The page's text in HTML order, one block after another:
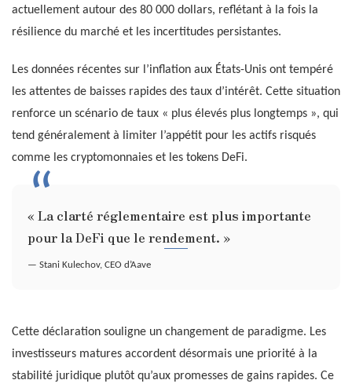
actuellement autour des 80 000 dollars, reflétant à la fois la
résilience du marché et les incertitudes persistantes.
Les données récentes sur l’inflation aux États-Unis ont tempéré
les attentes de baisses rapides des taux d’intérêt. Cette situation
renforce un scénario de taux « plus élevés plus longtemps », qui
tend généralement à limiter l’appétit pour les actifs risqués
comme les cryptomonnaies et les tokens DeFi.
« La clarté réglementaire est plus importante
pour la DeFi que le rendement. »
— Stani Kulechov, CEO d’Aave
Cette déclaration souligne un changement de paradigme. Les
investisseurs matures accordent désormais une priorité à la
stabilité juridique plutôt qu’aux promesses de gains rapides. Ce